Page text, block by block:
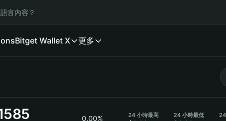
言內容？
Bitget Wallet X 更多
0.00% 24 小時最高 24 小時最低